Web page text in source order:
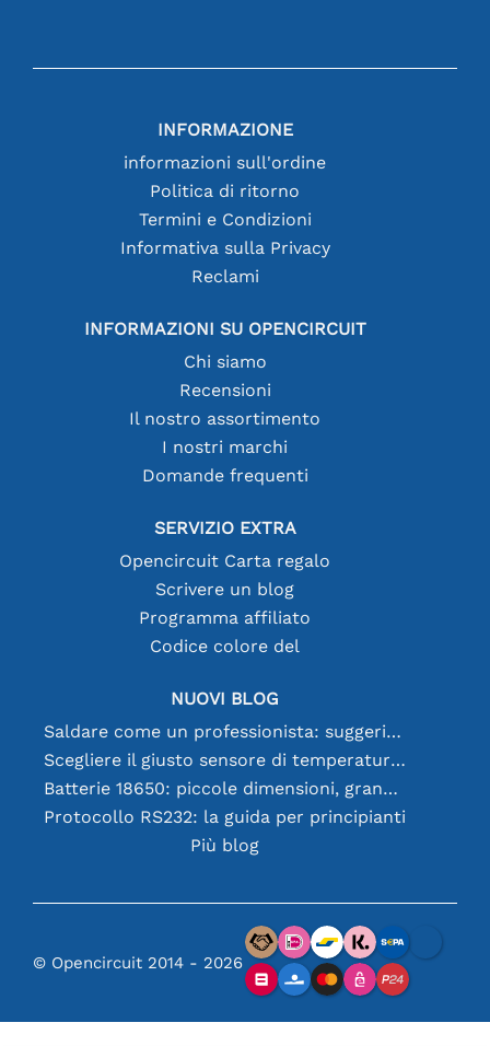
INFORMAZIONE
informazioni sull'ordine
Politica di ritorno
Termini e Condizioni
Informativa sulla Privacy
Reclami
INFORMAZIONI SU OPENCIRCUIT
Chi siamo
Recensioni
Il nostro assortimento
I nostri marchi
Domande frequenti
SERVIZIO EXTRA
Opencircuit Carta regalo
Scrivere un blog
Programma affiliato
Codice colore del
NUOVI BLOG
Saldare come un professionista: suggerimenti per connessioni elettroniche perfette
Scegliere il giusto sensore di temperatura [youtube]
Batterie 18650: piccole dimensioni, grandi prestazioni
Protocollo RS232: la guida per principianti
Più blog
© Opencircuit 2014 - 2026